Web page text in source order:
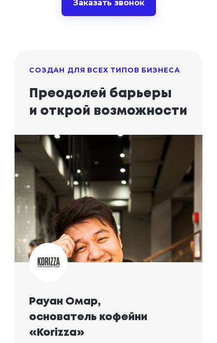
Заказать звонок
СОЗДАН ДЛЯ ВСЕХ ТИПОВ БИЗНЕСА
Преодолей барьеры
и открой возможности
Рауан Омар,
основатель кофейни
«Korizza»